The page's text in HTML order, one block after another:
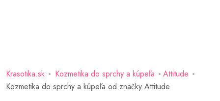
Krasotika.sk Kozmetika do sprchy a kúpeľa
Attitude
Kozmetika do sprchy a kúpeľa od značky Attitude